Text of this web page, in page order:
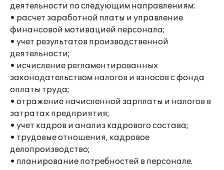
деятельности по следующим направлениям:
• расчет заработной платы и управление
финансовой мотивацией персонала;
• учет результатов производственной
деятельности;
• исчисление регламентированных
законодательством налогов и взносов с фонда
оплаты труда;
• отражение начисленной зарплаты и налогов в
затратах предприятия;
• учет кадров и анализ кадрового состава;
• трудовые отношения, кадровое
делопроизводство;
• планирование потребностей в персонале.